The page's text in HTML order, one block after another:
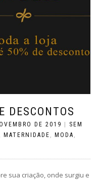
DESCONTOS
DE 2019 | SEM
MATERNIDADE MODA
sua criação, onde surgiu e